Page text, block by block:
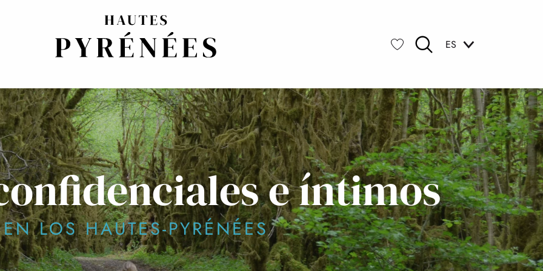
ES
e íntimos
EN LOS HAUTES-PYRÉNÉES